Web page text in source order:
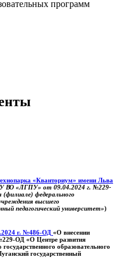
программ
«Кванториум» имени Льва
ВО «ЛГПУ» от 09.04.2024 г. №229-
федерального
высшего
педагогический университет»)
г. №486-ОД «О внесении
ОД «О Центре развития
образовательного
государственный